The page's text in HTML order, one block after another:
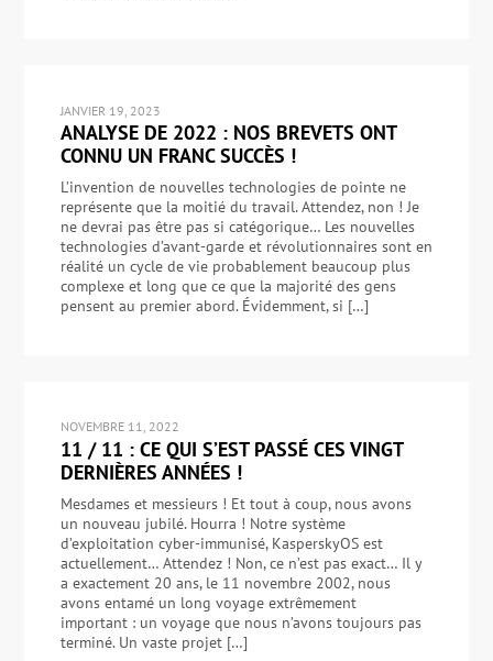
JANVIER 19, 2023
ANALYSE DE 2022 : NOS BREVETS ONT
CONNU UN FRANC SUCCÈS !
L’invention de nouvelles technologies de pointe ne
représente que la moitié du travail. Attendez, non ! Je
ne devrai pas être pas si catégorique… Les nouvelles
technologies d’avant-garde et révolutionnaires sont en
réalité un cycle de vie probablement beaucoup plus
complexe et long que ce que la majorité des gens
pensent au premier abord. Évidemment, si […]
NOVEMBRE 11, 2022
11 / 11 : CE QUI S’EST PASSÉ CES VINGT
DERNIÈRES ANNÉES !
Mesdames et messieurs ! Et tout à coup, nous avons
un nouveau jubilé. Hourra ! Notre système
d’exploitation cyber-immunisé, KasperskyOS est
actuellement… Attendez ! Non, ce n’est pas exact… Il y
a exactement 20 ans, le 11 novembre 2002, nous
avons entamé un long voyage extrêmement
important : un voyage que nous n’avons toujours pas
terminé. Un vaste projet […]